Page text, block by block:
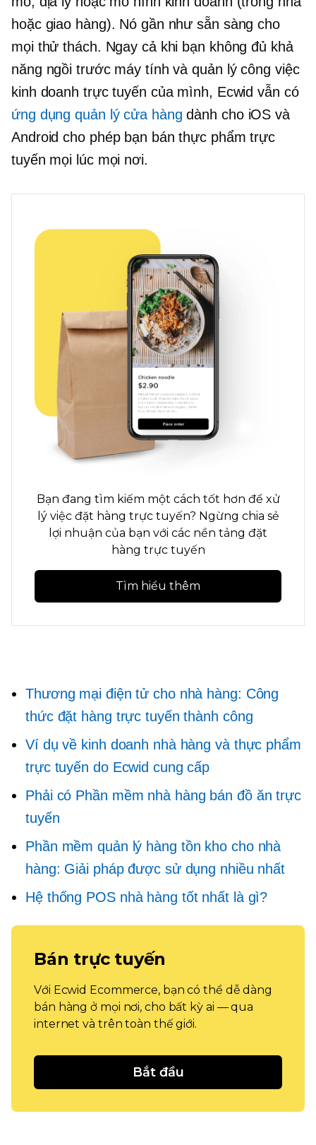
hoặc giao hàng). Nó gần như sẵn sàng cho
mọi thử thách. Ngay cả khi bạn không đủ khả
năng ngồi trước máy tính và quản lý công việc
kinh doanh trực tuyến của mình, Ecwid vẫn có
ứng dụng quản lý cửa hàng dành cho iOS và
Android cho phép bạn bán thực phẩm trực
tuyến mọi lúc mọi nơi.
Bạn đang tìm kiếm một cách tốt hơn để xử
lý việc đặt hàng trực tuyến? Ngừng chia sẻ
lợi nhuận của bạn với các nền tảng đặt
hàng trực tuyến
Tìm hiểu thêm
Thương mại điện tử cho nhà hàng: Công
thức đặt hàng trực tuyến thành công
Ví dụ về kinh doanh nhà hàng và thực phẩm
trực tuyến do Ecwid cung cấp
Phải có Phần mềm nhà hàng bán đồ ăn trực
tuyến
Phần mềm quản lý hàng tồn kho cho nhà
hàng: Giải pháp được sử dụng nhiều nhất
Hệ thống POS nhà hàng tốt nhất là gì?
Bán trực tuyến
Với Ecwid Ecommerce, bạn có thể dễ dàng
bán hàng ở mọi nơi, cho bất kỳ ai — qua
internet và trên toàn thế giới.
Bắt đầu